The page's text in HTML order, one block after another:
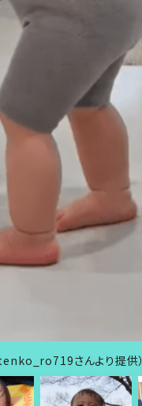
さんより提供）